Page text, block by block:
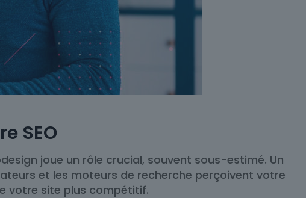
SEO
joue un rôle crucial, souvent sous-estimé. Un
et les moteurs de recherche perçoivent votre
votre site plus compétitif.